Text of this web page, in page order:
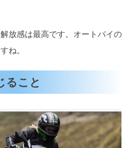
放感は最高です。オートバイの
ね。
ること